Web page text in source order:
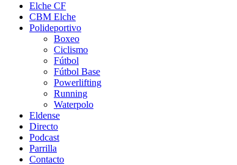
Elche CF
CBM Elche
Polideportivo
Boxeo
Ciclismo
Fútbol
Fútbol Base
Powerlifting
Running
Waterpolo
Eldense
Directo
Podcast
Parrilla
Contacto